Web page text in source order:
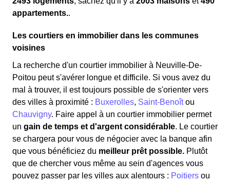
appartements..
Les courtiers en immobilier dans les communes
voisines
La recherche d'un courtier immobilier à Neuville-De-
Poitou peut s'avérer longue et difficile. Si vous avez du
mal à trouver, il est toujours possible de s'orienter vers
des villes à proximité : Buxerolles, Saint-Benoîtou
Chauvigny. Faire appel à un courtier immobilier permet
un gain de temps et d'argent considérable. Le courtier
se chargera pour vous de négocier avec la banque afin
que vous bénéficiez du meilleur prêt possible. Plutôt
que de chercher vous même au sein d'agences vous
pouvez passer par les villes aux alentours : Poitiers ou